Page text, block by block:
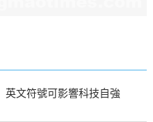
英文符號可影響科技自強